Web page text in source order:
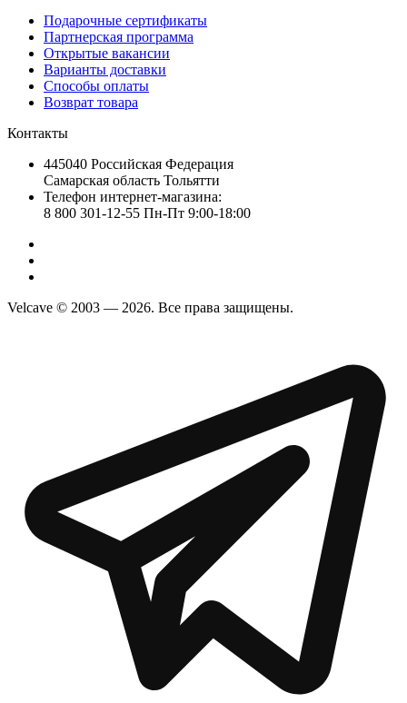
Подарочные сертификаты
Партнерская программа
Открытые вакансии
Варианты доставки
Способы оплаты
Возврат товара
Контакты
445040 Российская Федерация
Самарская область Тольятти
Телефон интернет-магазина:
8 800 301-12-55 Пн-Пт 9:00-18:00
Velcave © 2003 — 2026. Все права защищены.